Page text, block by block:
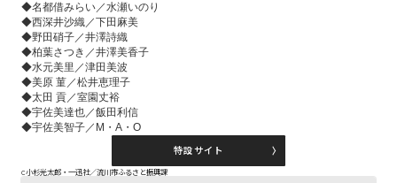
◆名都借みらい／水瀬いのり
◆西深井沙織／下田麻美
◆野田硝子／井澤詩織
◆柏葉さつき／井澤美香子
◆水元美里／津田美波
◆美原 菫／松井恵理子
◆太田 貢／室園丈裕
◆宇佐美達也／飯田利信
◆宇佐美智子／M・A・O
特設サイト
c小杉光太郎・一迅社／流川市ふるさと振興課